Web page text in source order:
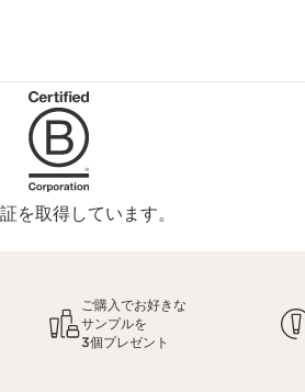
を取得しています。
ご購入でお好きな
サンプルを
3個プレゼント